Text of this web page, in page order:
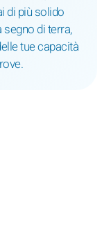
di più solido
di terra,
tue capacità